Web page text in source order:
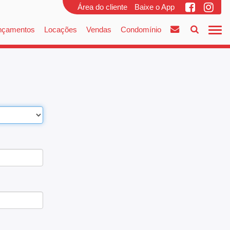
Área do cliente Baixe o App
Locações Vendas Condomínio